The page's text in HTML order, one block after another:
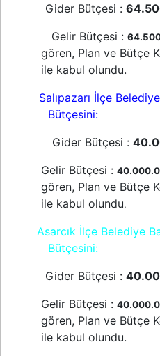
Gider Bütçesi :
Gelir Bütçesi :
gören, Plan ve Bütçe
ile kabul olundu.
Salıpazarı İlçe
Bütçesini:
Gider Bütçesi :
Gelir Bütçesi :
gören, Plan ve Bütçe
ile kabul olundu.
Asarcık İlçe Belediye
Bütçesini:
Gider Bütçesi :
Gelir Bütçesi :
gören, Plan ve Bütçe
ile kabul olundu.